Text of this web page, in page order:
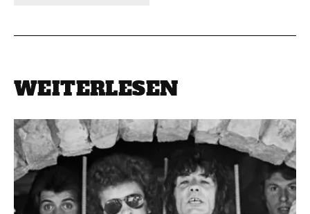
WEITERLESEN